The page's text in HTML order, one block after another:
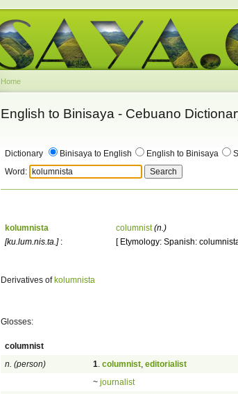
Home
English to Binisaya - Cebuano
Dictionary Binisaya to English English to Binisaya
Word:
kolumnista
[ku.lum.nis.ta.]:
columnist (n.)
[ Etymology: Spanish:
Derivatives ofkolumnista
Glosses:
columnist
n. (person)
1 columnist editorialist
~ journalist